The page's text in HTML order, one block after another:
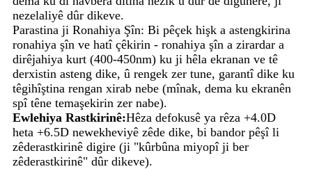
nezelaliyê dûr dikeve.
Parastina ji Ronahiya Şîn: Bi pêçek hişk a astengkirina
ronahiya şîn ve hatî çêkirin - ronahiya şîn a zirardar a
dirêjahiya kurt (400-450nm) ku ji hêla ekranan ve tê
derxistin asteng dike, û rengek zer tune, garantî dike ku
têgihîştina rengan xirab nebe (mînak, dema ku ekranên
spî têne temaşekirin zer nabe).
Ewlehiya Rastkirinê:Hêza defokusê ya rêza +4.0D
heta +6.5D newekheviyê zêde dike, bi bandor pêşî li
zêderastkirinê digire (ji "kûrbûna miyopî ji ber
zêderastkirinê" dûr dikeve).